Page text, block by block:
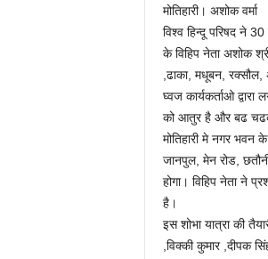
मोतिहारी। अशोक वर्मा
विश्व हिन्दू परिषद ने
के विहिप नेता अशोक
,ढाका, मधूबन, रक्सौल,
घ्वज कार्यकर्ताओ
को आतुर है और बढ
मोतिहारी मे नगर भवन
जानपुल, मेन रोड,
होगा। विहिप नेता ने
है।
इस शोभा यात्रा की
,विक्की कुमार ,दीपक